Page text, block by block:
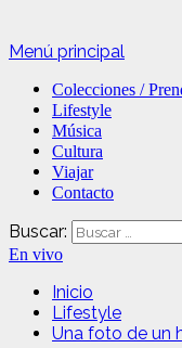
Menú principal
Colecciones /
Lifestyle
Música
Cultura
Viajar
Contacto
Buscar:
En vivo
Inicio
Lifestyle
Una foto de un